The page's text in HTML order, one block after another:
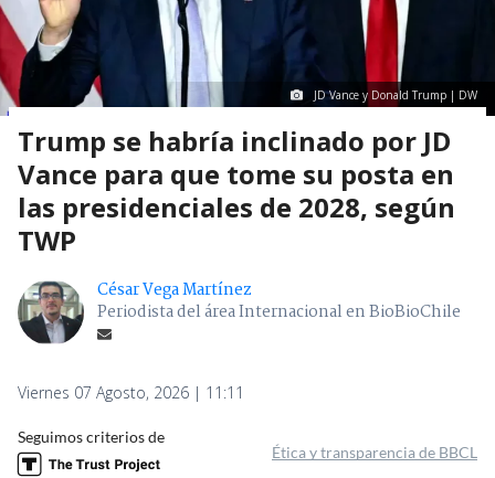
JD Vance y Donald Trump | DW
Trump se habría inclinado por JD
Vance para que tome su posta en
las presidenciales de 2028, según
TWP
César Vega Martínez
Periodista del área Internacional en BioBioChile
Viernes 07 Agosto, 2026 | 11:11
Seguimos criterios de
Ética y transparencia de BBCL